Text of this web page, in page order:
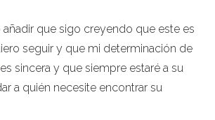
que sigo creyendo que este es
seguir y que mi determinación de
es sincera y que siempre estaré a su
a quién necesite encontrar su